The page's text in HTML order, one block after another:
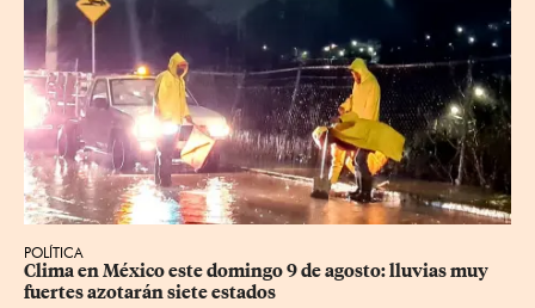
POLÍTICA
Clima en México este domingo 9 de agosto: lluvias muy
fuertes azotarán siete estados